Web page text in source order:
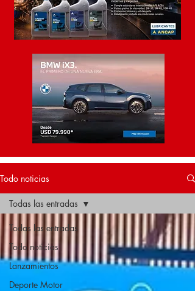
Todo noticias
Todas las entradas
Todo noticias
Lanzamientos
Deporte Motor
Todas las entradas